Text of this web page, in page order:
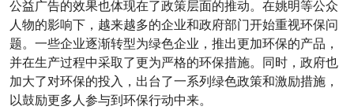
公益广告的效果也体现在了政策层面的推动。在姚明等公众
人物的影响下，越来越多的企业和政府部门开始重视环保问
题。一些企业逐渐转型为绿色企业，推出更加环保的产品，
并在生产过程中采取了更为严格的环保措施。同时，政府也
加大了对环保的投入，出台了一系列绿色政策和激励措施，
以鼓励更多人参与到环保行动中来。